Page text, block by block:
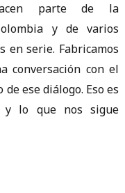
parte de la
y de varios
en serie. Fabricamos
conversación con el
ese diálogo. Eso es
y lo que nos sigue